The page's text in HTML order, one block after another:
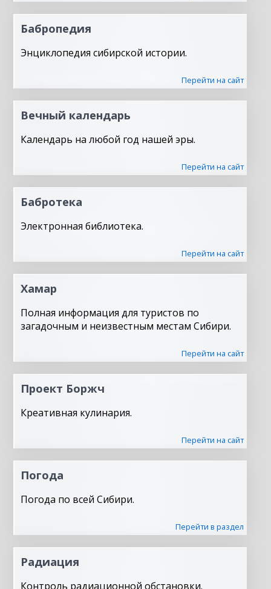
Бабропедия
Энциклопедия сибирской истории.
Перейти на сайт
Вечный календарь
Календарь на любой год нашей эры.
Перейти на сайт
Бабротека
Электронная библиотека.
Перейти на сайт
Хамар
Полная информация для туристов по
загадочным и неизвестным местам Сибири.
Перейти на сайт
Проект Боржч
Креативная кулинария.
Перейти на сайт
Погода
Погода по всей Сибири.
Перейти в раздел
Радиация
Контроль радиационной обстановки.